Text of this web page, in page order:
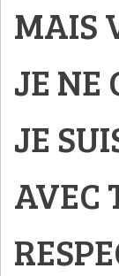
MAIS
JE NE
JE
AVEC